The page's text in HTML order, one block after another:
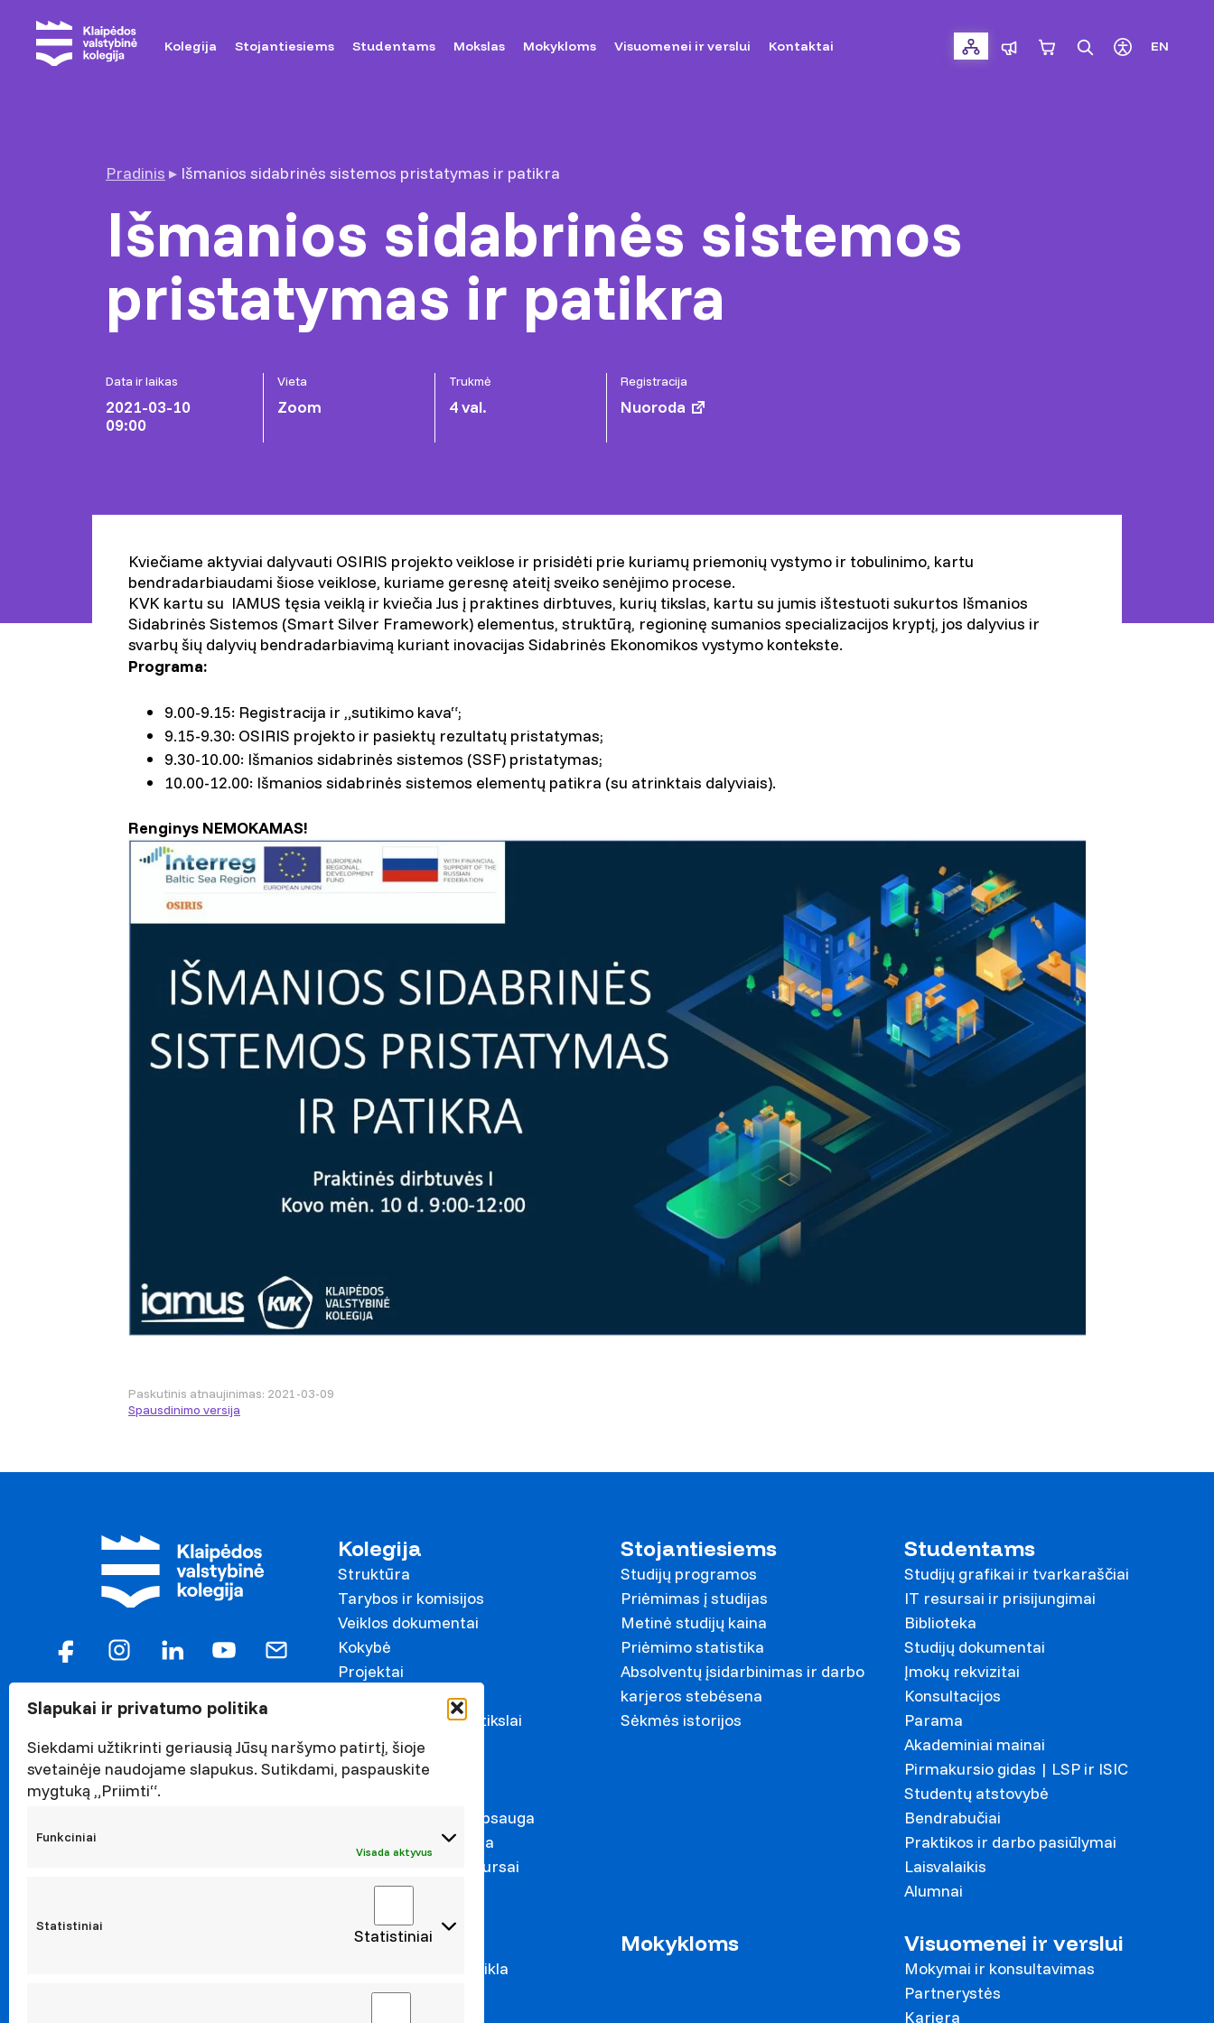
Slapukai ir privatumo politika
Siekdami užtikrinti geriausią Jūsų naršymo patirtį, šioje
svetainėje naudojame slapukus. Sutikdami, paspauskite
mygtuką „Priimti“.
Funkciniai
Visada aktyvus
Statistiniai Statistiniai
Kolegija Stojantiesiems Studentams Mokslas Mokykloms Visuomenei ir verslui Kontaktai EN
Pradinis ▸ Išmanios sidabrinės sistemos pristatymas ir patikra
Išmanios sidabrinės sistemos
pristatymas ir patikra
Data ir laikas
2021-03-10
09:00
Vieta
Zoom
Trukmė
4 val.
Registracija
Nuoroda
Kviečiame aktyviai dalyvauti OSIRIS projekto veiklose ir prisidėti prie kuriamų priemonių vystymo ir tobulinimo, kartu
bendradarbiaudami šiose veiklose, kuriame geresnę ateitį sveiko senėjimo procese.
KVK kartu su IAMUS tęsia veiklą ir kviečia Jus į praktines dirbtuves, kurių tikslas, kartu su jumis ištestuoti sukurtos Išmanios
Sidabrinės Sistemos (Smart Silver Framework) elementus, struktūrą, regioninę sumanios specializacijos kryptį, jos dalyvius ir
svarbų šių dalyvių bendradarbiavimą kuriant inovacijas Sidabrinės Ekonomikos vystymo kontekste.
Programa:
9.00-9.15: Registracija ir „sutikimo kava“;
9.15-9.30: OSIRIS projekto ir pasiektų rezultatų pristatymas;
9.30-10.00: Išmanios sidabrinės sistemos (SSF) pristatymas;
10.00-12.00: Išmanios sidabrinės sistemos elementų patikra (su atrinktais dalyviais).
Renginys NEMOKAMAS!
Paskutinis atnaujinimas: 2021-03-09
Spausdinimo versija
Kolegija
Struktūra
Tarybos ir komisijos
Veiklos dokumentai
Kokybė
Projektai
Darnaus vystymosi tikslai
Naujienos
Renginiai
Asmens duomenų apsauga
Korupcijos prevencija
Atestavimas ir konkursai
Stojantiesiems
Studijų programos
Priėmimas į studijas
Metinė studijų kaina
Priėmimo statistika
Absolventų įsidarbinimas ir darbo
karjeros stebėsena
Sėkmės istorijos
Studentams
Studijų grafikai ir tvarkaraščiai
IT resursai ir prisijungimai
Biblioteka
Studijų dokumentai
Įmokų rekvizitai
Konsultacijos
Parama
Akademiniai mainai
Pirmakursio gidas | LSP ir ISIC
Studentų atstovybė
Bendrabučiai
Praktikos ir darbo pasiūlymai
Laisvalaikis
Alumnai
Mokslas
Taikomoji mokslo veikla
Leidiniai
Mokykloms Visuomenei ir verslui
Mokymai ir konsultavimas
Partnerystės
Karjera